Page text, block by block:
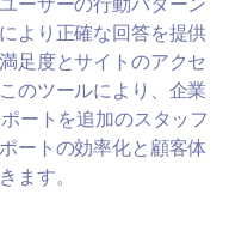
より正確な回答を提供
足度とサイトのアクセ
のツールにより、企業
ートを追加のスタッフ
ートの効率化と顧客体
ます。